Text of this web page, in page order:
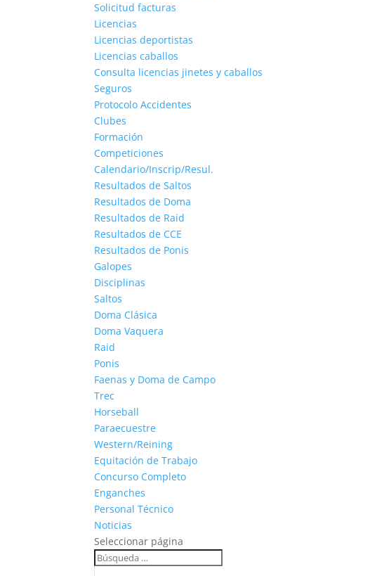
Solicitud facturas
Licencias
Licencias deportistas
Licencias caballos
Consulta licencias jinetes y caballos
Seguros
Protocolo Accidentes
Clubes
Formación
Competiciones
Calendario/Inscrip/Resul.
Resultados de Saltos
Resultados de Doma
Resultados de Raid
Resultados de CCE
Resultados de Ponis
Galopes
Disciplinas
Saltos
Doma Clásica
Doma Vaquera
Raid
Ponis
Faenas y Doma de Campo
Trec
Horseball
Paraecuestre
Western/Reining
Equitación de Trabajo
Concurso Completo
Enganches
Personal Técnico
Noticias
Seleccionar página